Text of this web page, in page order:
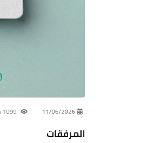
11/06/2026
المرفقات